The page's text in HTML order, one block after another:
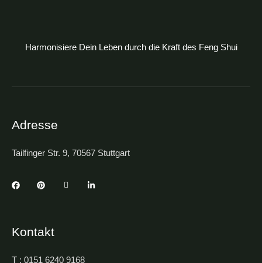
Harmonisiere Dein Leben durch die Kraft des Feng Shui
Adresse
Tailfinger Str. 9, 70567 Stuttgart
Kontakt
T : 0151 6240 9168